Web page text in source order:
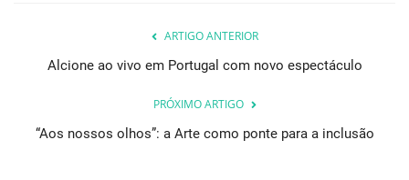
ARTIGO ANTERIOR
Alcione ao vivo em Portugal com novo espectáculo
PRÓXIMO ARTIGO
“Aos nossos olhos”: a Arte como ponte para a inclusão